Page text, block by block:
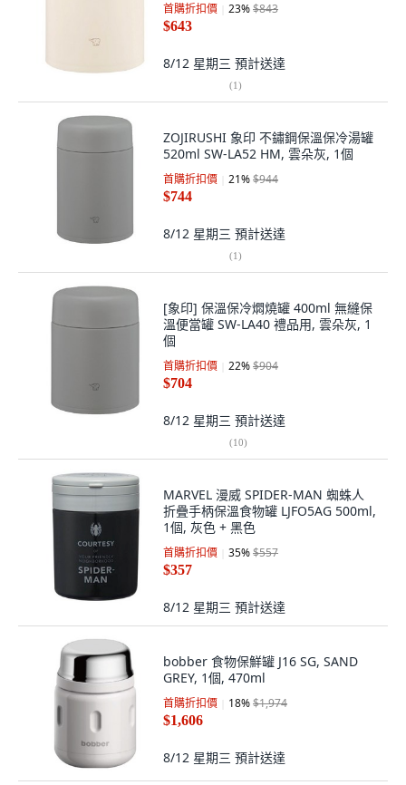
首購折扣價 23%$843
$643
8/12 星期三 預計送達
(1)
ZOJIRUSHI 象印 不鏽鋼保溫保冷湯罐
520ml SW-LA52 HM, 雲朵灰, 1個
首購折扣價 21%$944
$744
8/12 星期三 預計送達
(1)
[象印] 保溫保冷燜燒罐 400ml 無縫保
溫便當罐 SW-LA40 禮品用, 雲朵灰, 1
個
首購折扣價 22%$904
$704
8/12 星期三 預計送達
(10)
MARVEL 漫威 SPIDER-MAN 蜘蛛人
折疊手柄保溫食物罐 LJFO5AG 500ml,
1個, 灰色 + 黑色
首購折扣價 35%$557
$357
8/12 星期三 預計送達
bobber 食物保鮮罐 J16 SG, SAND
GREY, 1個, 470ml
首購折扣價 18%$1,974
$1,606
8/12 星期三 預計送達